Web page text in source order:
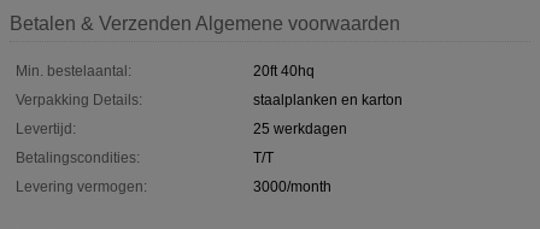
Betalen & Verzenden Algemene voorwaarden
Min. bestelaantal:
20ft 40hq
Verpakking Details:
staalplanken en karton
Levertijd:
25 werkdagen
Betalingscondities:
T/T
Levering vermogen:
3000/month